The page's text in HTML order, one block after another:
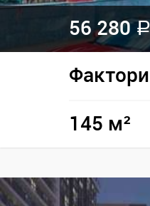
56 280a
145 м²